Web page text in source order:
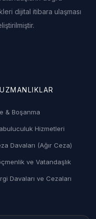
velayet,
ve nafaka
nitelikli suçlar,
haklarınızı
Hukuku
senet
dijital itibara ulaşması
UZMANLIKLAR
& Boşanma
Hizmetleri
Davaları (Ağır Ceza)
ve Vatandaşlık
Davaları ve Cezaları